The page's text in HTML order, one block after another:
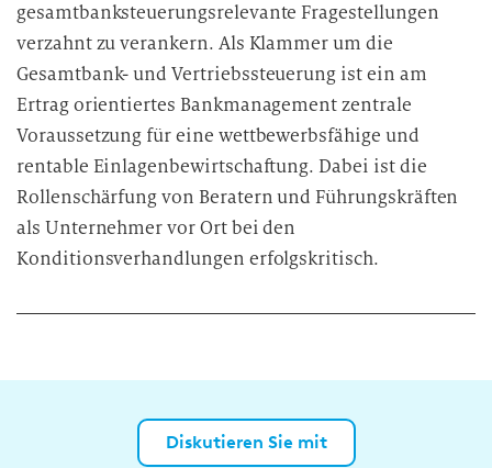
gesamtbanksteuerungsrelevante Fragestellungen
verzahnt zu verankern. Als Klammer um die
Gesamtbank- und Vertriebssteuerung ist ein am
Ertrag orientiertes Bankmanagement zentrale
Voraussetzung für eine wettbewerbsfähige und
rentable Einlagenbewirtschaftung. Dabei ist die
Rollenschärfung von Beratern und Führungskräften
als Unternehmer vor Ort bei den
Konditionsverhandlungen erfolgskritisch.
Diskutieren Sie mit